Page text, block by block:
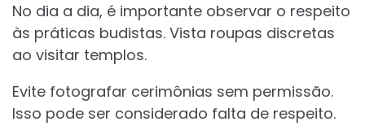
No dia a dia, é importante observar o respeito
às práticas budistas. Vista roupas discretas
ao visitar templos.
Evite fotografar cerimônias sem permissão.
Isso pode ser considerado falta de respeito.